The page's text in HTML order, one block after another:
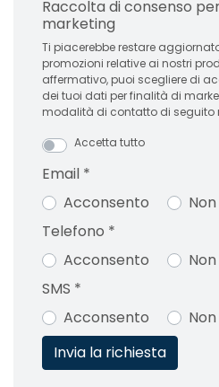
Raccolta di consenso
marketing
Ti piacerebbe restare
promozioni relative ai nostri prodotti e
affermativo, puoi scegliere di
dei tuoi dati per finalità di
modalità di contatto di seguito
Accetta tutto
Email *
Acconsento
Telefono *
Acconsento
SMS *
Acconsento